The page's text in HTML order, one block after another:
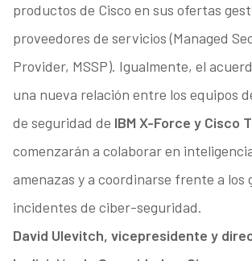
productos de Cisco en sus ofertas
proveedores de servicios (Managed
Provider, MSSP). Igualmente, el
una nueva relación entre los equipos
de seguridad de IBM X-Force y Cisco
comenzarán a colaborar en
amenazas y a coordinarse frente a los
incidentes de ciber-seguridad.
David Ulevitch, vicepresidente y